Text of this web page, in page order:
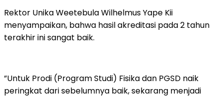
Rektor Unika Weetebula Wilhelmus Yape Kii
menyampaikan, bahwa hasil akreditasi pada 2 tahun
terakhir ini sangat baik.
”Untuk Prodi (Program Studi) Fisika dan PGSD naik
peringkat dari sebelumnya baik, sekarang menjadi